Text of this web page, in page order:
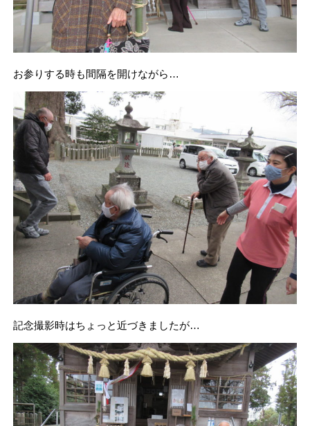
お参りする時も間隔を開けながら…
記念撮影時はちょっと近づきましたが…